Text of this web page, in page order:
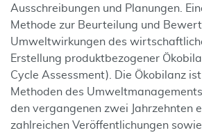
Ausschreibungen und Planungen.
Methode zur Beurteilung und
Umweltwirkungen des
Erstellung produktbezogener
Cycle Assessment). Die Ökobilanz
Methoden des
den vergangenen zwei Jahrzehnten
zahlreichen Veröffentlichungen